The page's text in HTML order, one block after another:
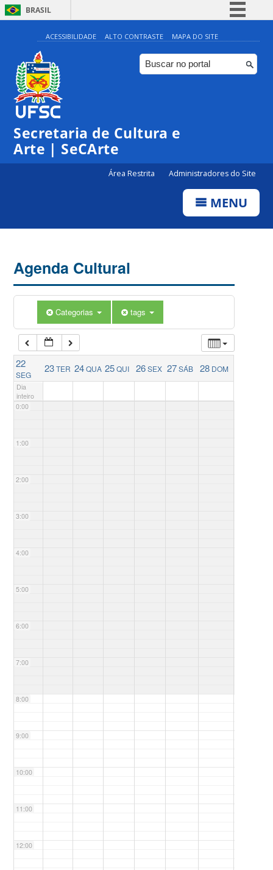
BRASIL
Simplifique!
Comunica BR
Participe
ACESSIBILIDADE ALTO CONTRASTE MAPA DO SITE
Secretaria de Cultura e
Arte | SeCArte
Área Restrita Administradores do Site
MENU
Agenda Cultural
Categorias tags
22
SEG
23TER 24QUA 25QUI 26SEX 27SÁB 28 DOM
Dia
inteiro
0:00
1:00
2:00
3:00
4:00
5:00
6:00
7:00
8:00
9:00
10:00
11:00
12:00